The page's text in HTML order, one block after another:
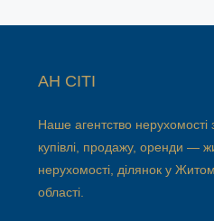
АН СІТІ
Наше агентство нерухомості
купівлі, продажу, оренди —
нерухомості, ділянок у
області.